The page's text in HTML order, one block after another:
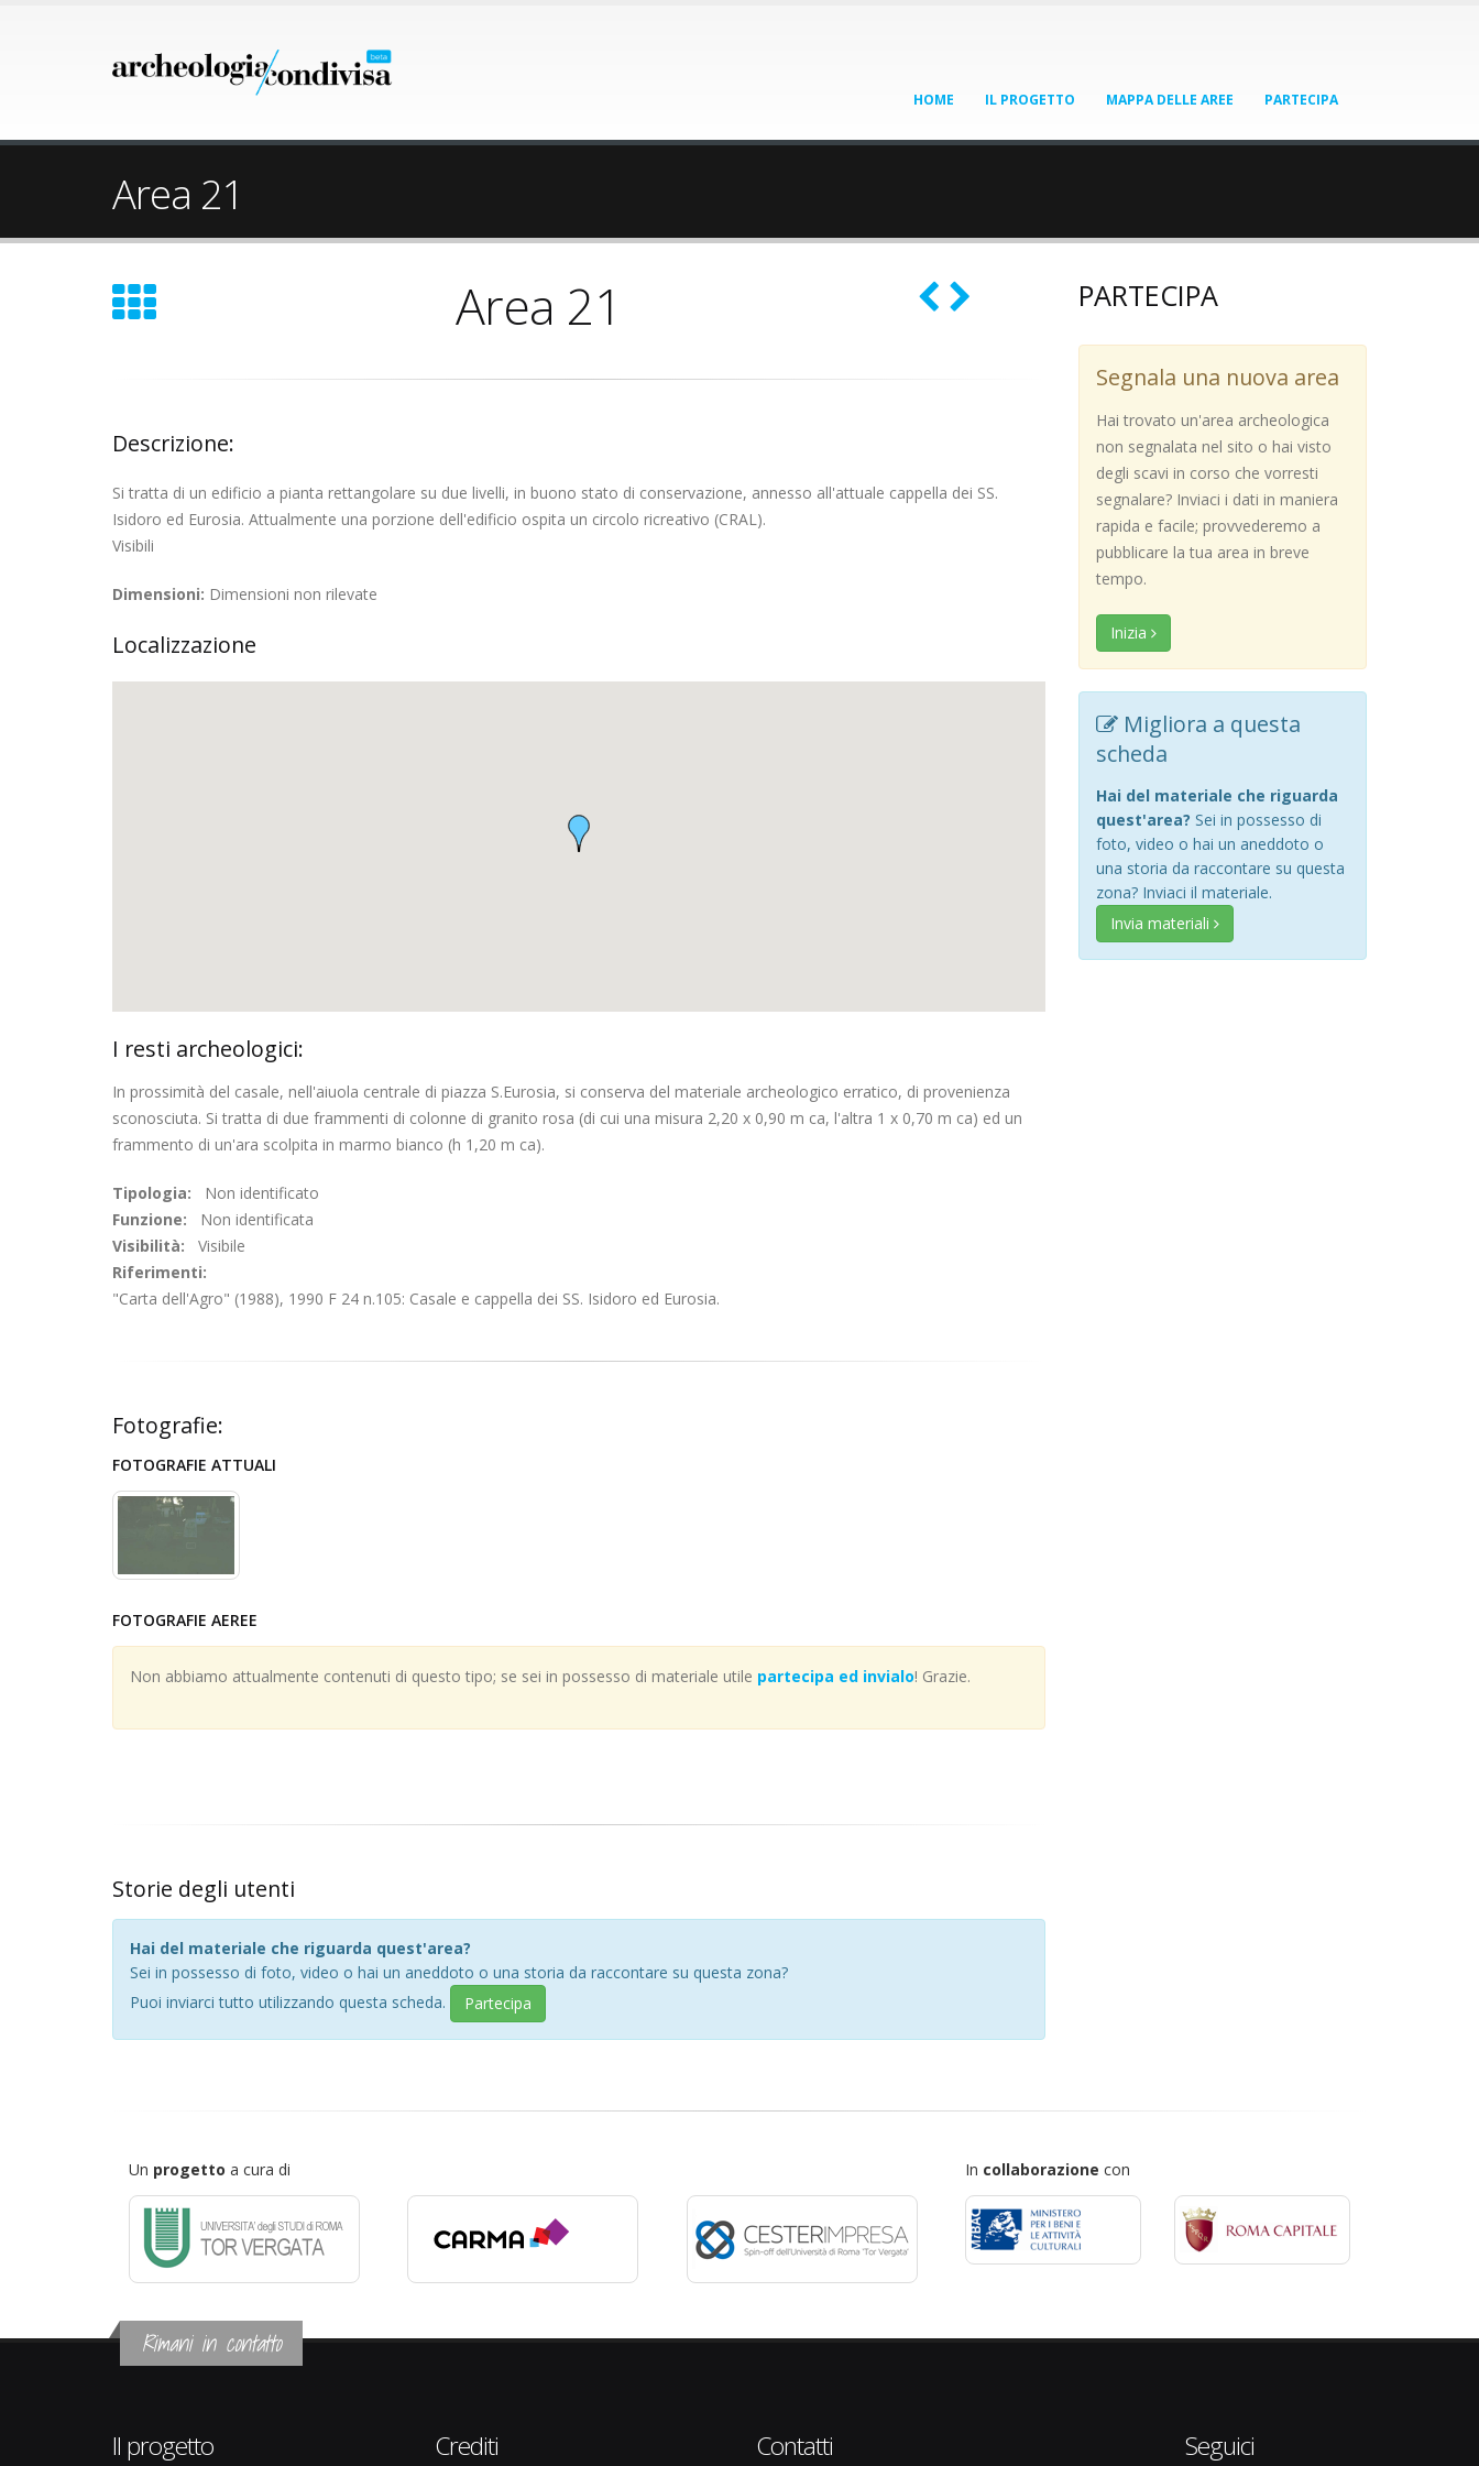
HOME IL PROGETTO MAPPA DELLE AREE PARTECIPA
Area 21
Area 21
Descrizione:
Si tratta di un edificio a pianta rettangolare su due livelli, in buono stato di conservazione, annesso all'attuale cappella dei SS.
Isidoro ed Eurosia. Attualmente una porzione dell'edificio ospita un circolo ricreativo (CRAL).
Visibili
Dimensioni: Dimensioni non rilevate
Localizzazione
I resti archeologici:
In prossimità del casale, nell'aiuola centrale di piazza S.Eurosia, si conserva del materiale archeologico erratico, di provenienza
sconosciuta. Si tratta di due frammenti di colonne di granito rosa (di cui una misura 2,20 x 0,90 m ca, l'altra 1 x 0,70 m ca) ed un
frammento di un'ara scolpita in marmo bianco (h 1,20 m ca).
Tipologia: Non identificato
Funzione: Non identificata
Visibilità: Visibile
Riferimenti:
"Carta dell'Agro" (1988), 1990 F 24 n.105: Casale e cappella dei SS. Isidoro ed Eurosia.
Fotografie:
FOTOGRAFIE ATTUALI
FOTOGRAFIE AEREE
Non abbiamo attualmente contenuti di questo tipo; se sei in possesso di materiale utile partecipa ed invialo! Grazie.
Storie degli utenti
Hai del materiale che riguarda quest'area?
Sei in possesso di foto, video o hai un aneddoto o una storia da raccontare su questa zona?
Puoi inviarci tutto utilizzando questa scheda.
Partecipa
PARTECIPA
Segnala una nuova area
Hai trovato un'area archeologica
non segnalata nel sito o hai visto
degli scavi in corso che vorresti
segnalare? Inviaci i dati in maniera
rapida e facile; provvederemo a
pubblicare la tua area in breve
tempo.
Inizia
Migliora a questa
scheda
Hai del materiale che riguarda
quest'area? Sei in possesso di
foto, video o hai un aneddoto o
una storia da raccontare su questa
zona? Inviaci il materiale.
Invia materiali
Un progetto a cura di In collaborazione con
Rimani in contatto
Il progetto Crediti Contatti Seguici